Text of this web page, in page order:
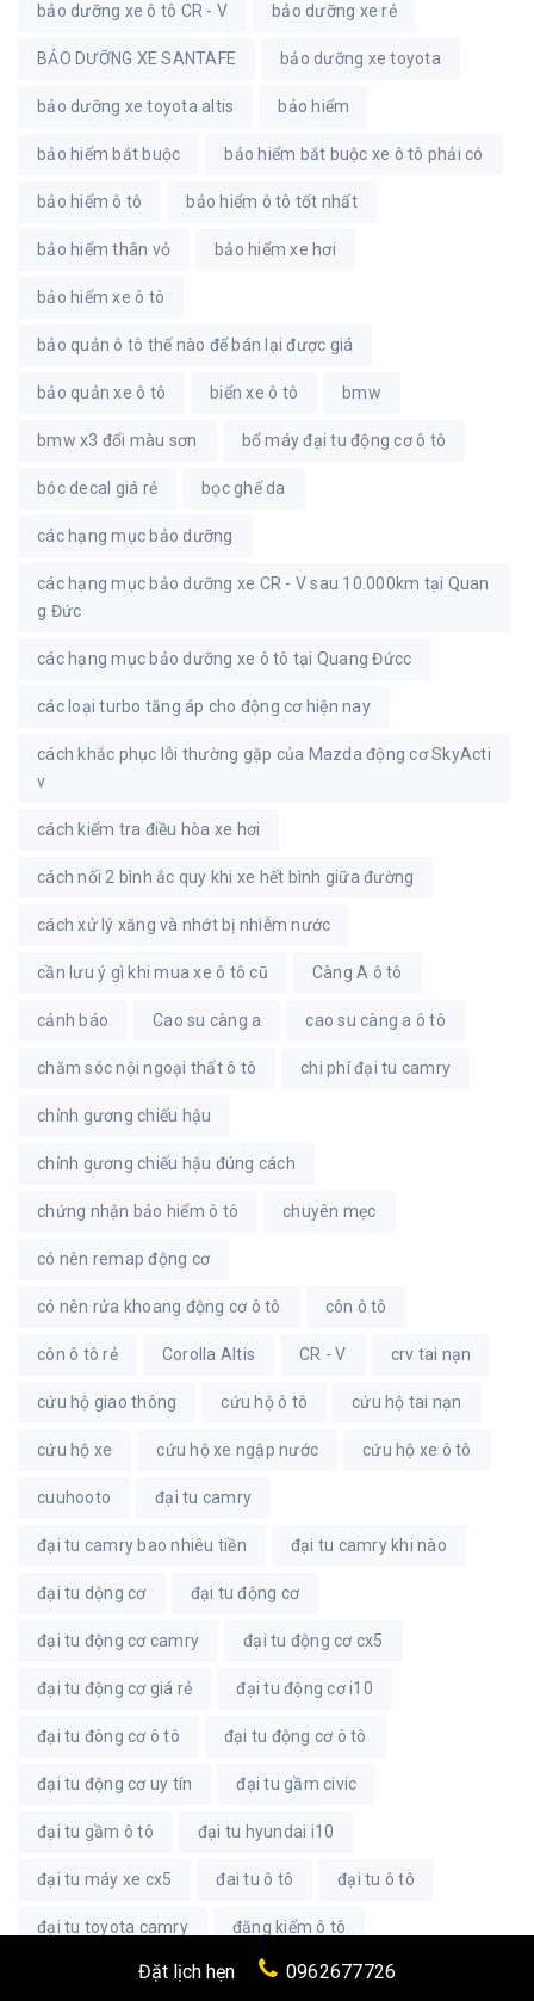
bảo dưỡng xe ô tô CR - V bảo dưỡng xe rẻ
BẢO DƯỠNG XE SANTAFE bảo dưỡng xe toyota
bảo dưỡng xe toyota altis bảo hiểm
bảo hiểm bắt buộc bảo hiểm bắt buộc xe ô tô phải có
bảo hiểm ô tô bảo hiểm ô tô tốt nhất
bảo hiểm thân vỏ bảo hiểm xe hơi
bảo hiểm xe ô tô
bảo quản ô tô thế nào để bán lại được giá
bảo quản xe ô tô biển xe ô tô bmw
bmw x3 đổi màu sơn bổ máy đại tu động cơ ô tô
bóc decal giá rẻ bọc ghế da
các hạng mục bảo dưỡng
các hạng mục bảo dưỡng xe CR - V sau 10.000km tại Quan
g Đức
các hạng mục bảo dưỡng xe ô tô tại Quang Đứcc
các loại turbo tăng áp cho động cơ hiện nay
cách khắc phục lỗi thường gặp của Mazda động cơ SkyActi
v
cách kiểm tra điều hòa xe hơi
cách nối 2 bình ắc quy khi xe hết bình giữa đường
cách xử lý xăng và nhớt bị nhiễm nước
cần lưu ý gì khi mua xe ô tô cũ Càng A ô tô
cảnh báo Cao su càng a cao su càng a ô tô
chăm sóc nội ngoại thất ô tô chi phí đại tu camry
chỉnh gương chiếu hậu
chỉnh gương chiếu hậu đúng cách
chứng nhận bảo hiểm ô tô chuyên mẹc
có nên remap động cơ
có nên rửa khoang động cơ ô tô côn ô tô
côn ô tô rẻ Corolla Altis CR - V crv tai nạn
cứu hộ giao thông cứu hộ ô tô cứu hộ tai nạn
cứu hộ xe cứu hộ xe ngập nước cứu hộ xe ô tô
cuuhooto đại tu camry
đại tu camry bao nhiêu tiền đại tu camry khi nào
đại tu dộng cơ đại tu động cơ
đại tu động cơ camry đại tu động cơ cx5
đại tu động cơ giá rẻ đại tu động cơ i10
đại tu đông cơ ô tô đại tu động cơ ô tô
đại tu động cơ uy tín đại tu gầm civic
đại tu gầm ô tô đại tu hyundai i10
đại tu máy xe cx5 đai tu ô tô đại tu ô tô
đại tu toyota camry đăng kiểm ô tô
đánh bóng accent đánh bóng chuyên sâu
Đặt lịch hẹn 0962677726